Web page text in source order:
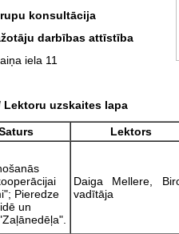
konsultācija
darbības attīstība
iela 11
Lektoru uzskaites lapa
Lektors
Pieredze
un
Daiga Mellere,
vadītāja